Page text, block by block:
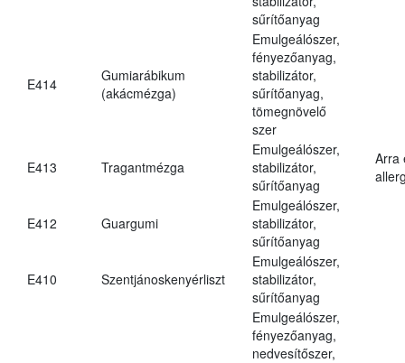
sűrítőanyag
E414
Gumiarábikum
(akácmézga)
Emulgeálószer,
fényezőanyag,
stabilizátor,
sűrítőanyag,
tömegnövelő
szer
E413 Tragantmézga
Emulgeálószer,
stabilizátor,
sűrítőanyag
Arra
E412 Guargumi
Emulgeálószer,
stabilizátor,
sűrítőanyag
E410 Szentjánoskenyérliszt
Emulgeálószer,
stabilizátor,
sűrítőanyag
Emulgeálószer,
fényezőanyag,
nedvesítőszer,